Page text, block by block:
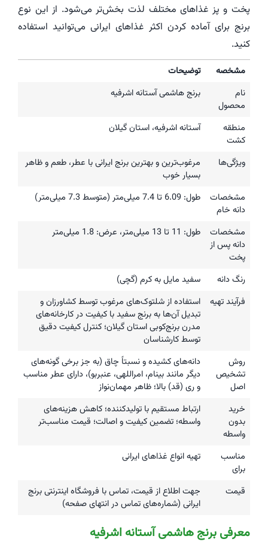
پخت و پز غذاهای مختلف لذت بخش‌تر می‌شود. از این نوع
برنج برای آماده کردن اکثر غذاهای ایرانی می‌توانید استفاده
کنید.
مشخصه
توضیحات
نام
محصول
برنج هاشمی آستانه اشرفیه
منطقه
کشت
آستانه اشرفیه، استان گیلان
ویژگی‌ها
مرغوب‌ترین و بهترین برنج ایرانی با عطر، طعم و ظاهر
بسیار خوب
مشخصات
دانه خام
طول: 6.09 تا 7.4 میلی‌متر (متوسط 7.3 میلی‌متر)
مشخصات
دانه پس از
پخت
طول: 11 تا 13 میلی‌متر، عرض: 1.8 میلی‌متر
رنگ دانه
سفید مایل به کرم (گچی)
فرآیند تهیه
استفاده از شلتوک‌های مرغوب توسط کشاورزان و
تبدیل آن‌ها به برنج سفید با کیفیت در کارخانه‌های
مدرن برنج‌کوبی استان گیلان؛ کنترل کیفیت دقیق
توسط کارشناسان
روش
تشخیص
اصل
دانه‌های کشیده و نسبتاً چاق (به جز برخی گونه‌های
دیگر مانند بینام، امراللهی، عنبربو)، دارای عطر مناسب
و ری (قد) بالا؛ ظاهر مهمان‌نواز
خرید
بدون
واسطه
ارتباط مستقیم با تولیدکننده؛ کاهش هزینه‌های
واسطه؛ تضمین کیفیت و اصالت؛ قیمت مناسب‌تر
مناسب
برای
تهیه انواع غذاهای ایرانی
قیمت
جهت اطلاع از قیمت، تماس با فروشگاه اینترنتی برنج
ایرانی (شماره‌های تماس در انتهای صفحه)
معرفی برنج هاشمی آستانه اشرفیه